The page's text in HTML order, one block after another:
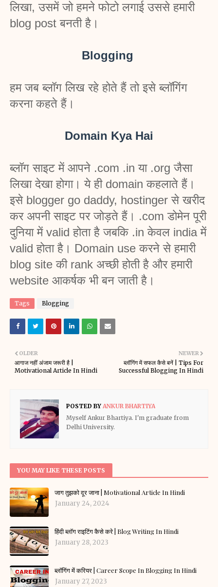
लिखा, उसमें जो हमने फोटो लगाई उससे हमारी
blog post बनती है।
Blogging
हम जब ब्लॉग लिख रहे होते हैं तो इसे ब्लॉगिंग
करना कहते हैं।
Domain Kya Hai
ब्लॉग साइट में आपने .com .in या .org जैसा
लिखा देखा होगा। ये ही domain कहलाते हैं।
इसे blogger go daddy, hostinger से खरीद
कर अपनी साइट पर जोड़ते हैं। .com डोमेन पूरी
दुनिया में valid होता है जबकि .in केवल india में
valid होता है। Domain use करने से हमारी
blog site की rank अच्छी होती है और हमारी
website आकर्षक भी बन जाती है।
Tags Blogging
NEWER
ब्लॉगिंग में सफल कैसे बनें | Tips For
Successful Blogging In Hindi
OLDER
आगाज नहीं अंजाम जरूरी है |
Motivational Article In Hindi
POSTED BY ANKUR BHARTIYA
Myself Ankur Bhartiya. I'm graduate from
Delhi University.
YOU MAY LIKE THESE POSTS
जाग तुझको दूर जाना | Motivational Article In Hindi
January 24, 2024
हिंदी ब्लॉग राइटिंग कैसे करे | Blog Writing In Hindi
January 28, 2023
ब्लॉगिंग में करियर | Career Scope In Blogging In Hindi
January 27, 2023